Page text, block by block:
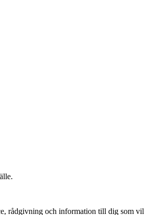
rådgivning och information till dig som